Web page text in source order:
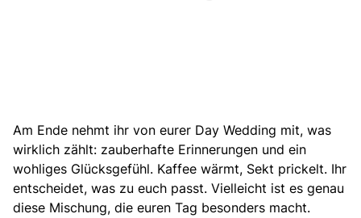
Am Ende nehmt ihr von eurer Day Wedding mit, was
wirklich zählt: zauberhafte Erinnerungen und ein
wohliges Glücksgefühl. Kaffee wärmt, Sekt prickelt. Ihr
entscheidet, was zu euch passt. Vielleicht ist es genau
diese Mischung, die euren Tag besonders macht.